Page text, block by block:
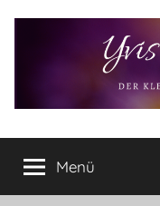
Yvis
Lifestyle
Lifestyle
Blog
Menü